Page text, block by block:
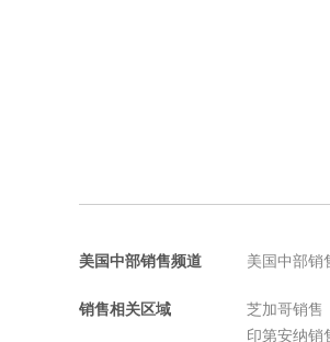
美国中部销售频道 美国中部销
销售相关区域 芝加哥销售
印第安纳销